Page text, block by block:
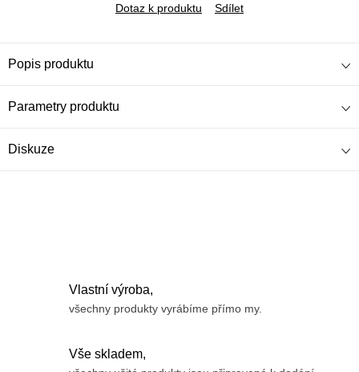
Dotaz k produktu
Sdílet
Popis produktu
Parametry produktu
Diskuze
Vlastní výroba,
všechny produkty vyrábíme přímo my.
Vše skladem,